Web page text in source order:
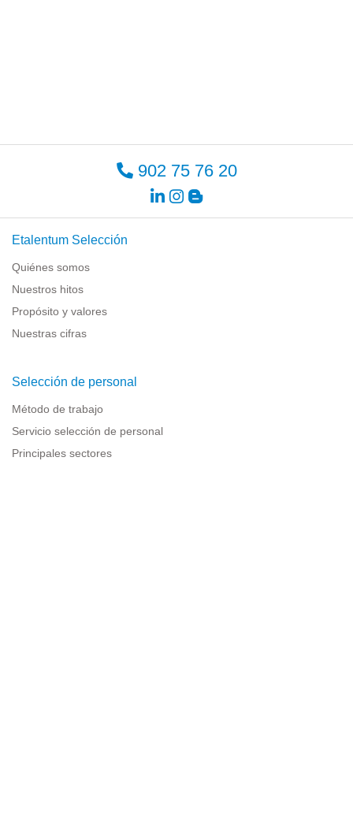
902 75 76 20
Etalentum Selección
Quiénes somos
Nuestros hitos
Propósito y valores
Nuestras cifras
Selección de personal
Método de trabajo
Servicio selección de personal
Principales sectores